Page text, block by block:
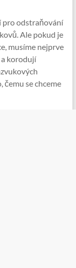
pro odstraňování
Ale pokud je
musíme nejprve
korodují
čemu se chceme